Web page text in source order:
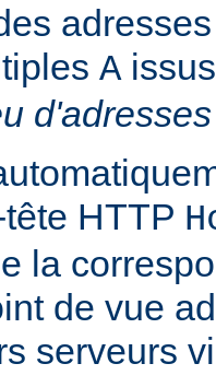
A
d'adresses
HTTP
la
de vue
serveurs